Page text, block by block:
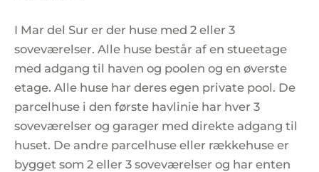
I Mar del Sur er der huse med 2 eller 3
soveværelser. Alle huse består af en stueetage
med adgang til haven og poolen og en øverste
etage. Alle huse har deres egen private pool. De
parcelhuse i den første havlinie har hver 3
soveværelser og garager med direkte adgang til
huset. De andre parcelhuse eller rækkehuse er
bygget som 2 eller 3 soveværelser og har enten